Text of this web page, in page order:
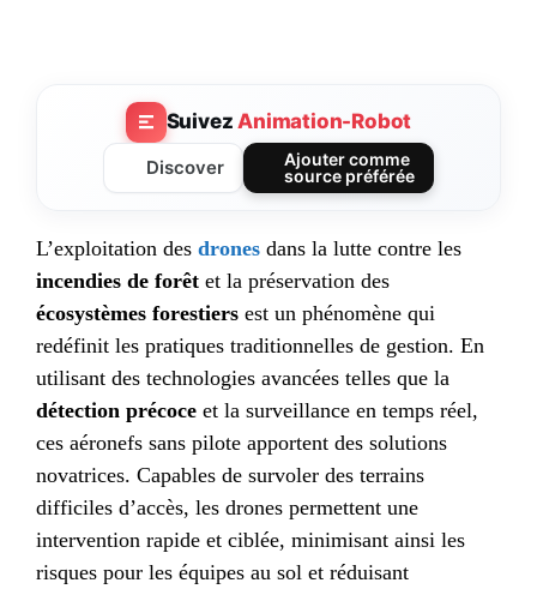
SuivezAnimation-Robot
Discover
Ajouter comme
source préférée
L’exploitation des drones dans la lutte contre les
incendies de forêt et la préservation des
écosystèmes forestiers est un phénomène qui
redéfinit les pratiques traditionnelles de gestion. En
utilisant des technologies avancées telles que la
détection précoce et la surveillance en temps réel,
ces aéronefs sans pilote apportent des solutions
novatrices. Capables de survoler des terrains
difficiles d’accès, les drones permettent une
intervention rapide et ciblée, minimisant ainsi les
risques pour les équipes au sol et réduisant